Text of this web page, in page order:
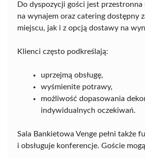
Do dyspozycji gości jest
na wynajem oraz catering dostępny
miejscu, jak i z opcją dostawy na
Klienci często podkreślają:
uprzejmą obsługę,
wyśmienite potrawy,
możliwość dopasowania
indywidualnych oczekiwań.
Sala Bankietowa Venge pełni także
i obsługuje konferencje. Goście